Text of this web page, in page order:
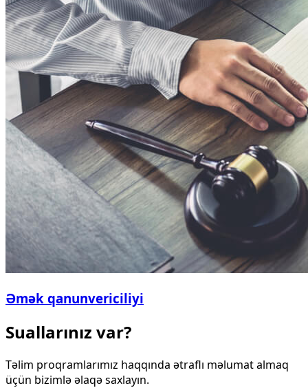
Əmək qanunvericiliyi
Suallarınız var?
Təlim proqramlarımız haqqında ətraflı məlumat almaq
üçün bizimlə əlaqə saxlayın.